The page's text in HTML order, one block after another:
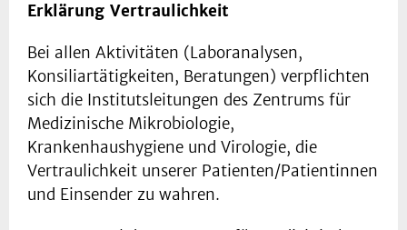
Erklärung Vertraulichkeit
Bei allen Aktivitäten (Laboranalysen,
Konsiliartätigkeiten, Beratungen) verpflichten
sich die Institutsleitungen des Zentrums für
Medizinische Mikrobiologie,
Krankenhaushygiene und Virologie, die
Vertraulichkeit unserer Patienten/Patientinnen
und Einsender zu wahren.